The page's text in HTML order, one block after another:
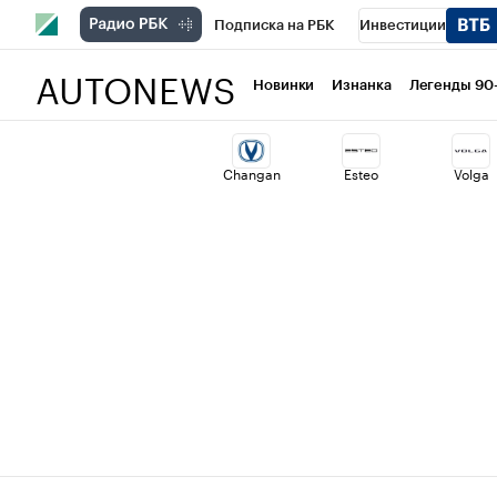
Подписка на РБК Инвестиции
Национальные проекты Город
Кредитные рейтинги Франшизы
AUTONEWS Новинки Изнанка Легенды
Changan Esteo Volga